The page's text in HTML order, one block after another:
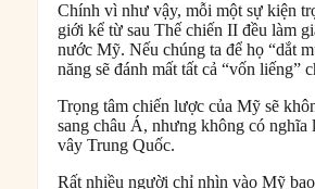
Chính vì như vậy, mỗi một sự kiện
giới kể từ sau Thế chiến II đều làm
nước Mỹ. Nếu chúng ta để họ “dắt
năng sẽ đánh mất tất cả “vốn liếng”
Trọng tâm chiến lược của Mỹ sẽ
sang châu Á, nhưng không có nghĩa
vây Trung Quốc.
Rất nhiều người chỉ nhìn vào Mỹ